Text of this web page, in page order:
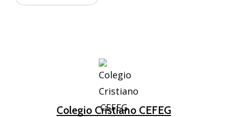
Colegio Cristiano CEFEG